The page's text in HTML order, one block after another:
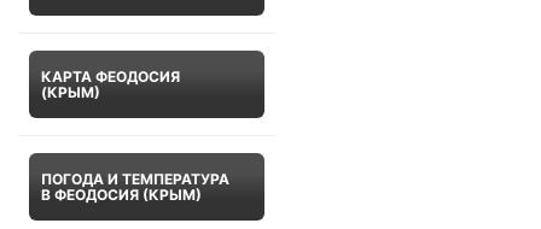
КАРТА ФЕОДОСИЯ
(КРЫМ)
ПОГОДА И ТЕМПЕРАТУРА
В ФЕОДОСИЯ (КРЫМ)